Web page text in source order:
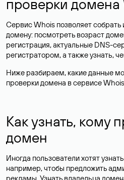
проверки домена
Сервис Whois позволяет
домену: посмотреть возраст
регистрация, актуальные DNS-
регистратором, а также узнать,
Ниже разбираем, какие данные
проверки домена в сервисе
Как узнать, кому
домен
Иногда пользователи хотят
например, чтобы предложить